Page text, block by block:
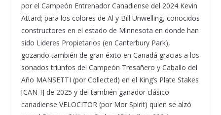
por el Campeón Entrenador Canadiense del 2024 Kevin
Attard; para los colores de Al y Bill Unwelling, conocidos
constructores en el estado de Minnesota en donde han
sido Lideres Propietarios (en Canterbury Park),
gozando también de gran éxito en Canadá gracias a los
sonados triunfos del Campeón Tresañero y Caballo del
Año MANSETTI (por Collected) en el King’s Plate Stakes
[CAN-I] de 2025 y del también ganador clásico
canadiense VELOCITOR (por Mor Spirit) quien se alzó